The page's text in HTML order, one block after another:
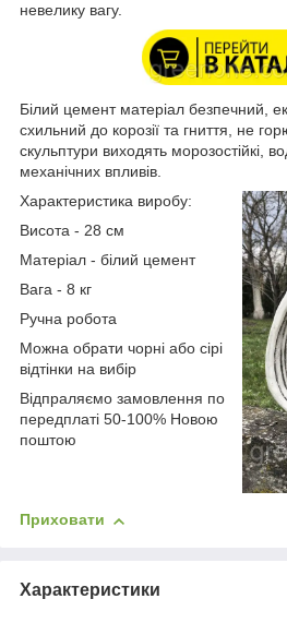
невелику вагу.
Білий цемент матеріал безпечний,
схильний до корозії та гниття, не
скульптури виходять морозостійкі,
механічних впливів.
Характеристика виробу:
Висота - 28 см
Матеріал - білий цемент
Вага - 8 кг
Ручна робота
Можна обрати чорні або сірі
відтінки на вибір
Відпраляємо замовлення по
передплаті 50-100% Новою
поштою
Приховати
Характеристики